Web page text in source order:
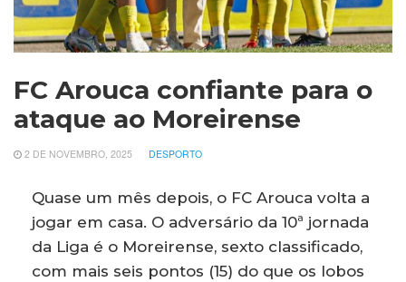
FC Arouca confiante para o
ataque ao Moreirense
2 DE NOVEMBRO, 2025 DESPORTO
Quase um mês depois, o FC Arouca volta a
jogar em casa. O adversário da 10ª jornada
da Liga é o Moreirense, sexto classificado,
com mais seis pontos (15) do que os lobos